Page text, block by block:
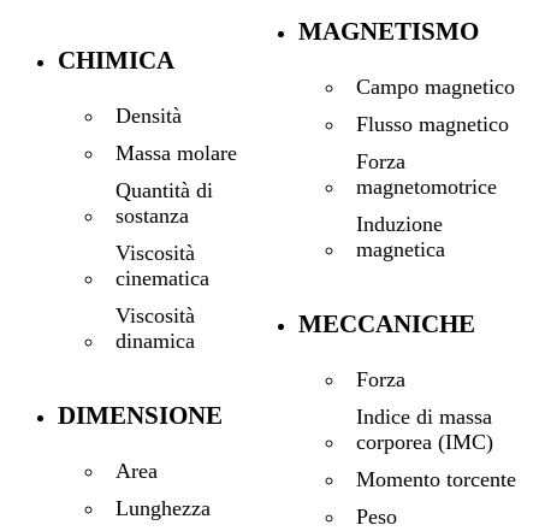
CHIMICA
Densità
Massa molare
Quantità di
sostanza
Viscosità
cinematica
Viscosità
dinamica
DIMENSIONE
Area
Lunghezza
MAGNETISMO
Campo magnetico
Flusso magnetico
Forza
magnetomotrice
Induzione
magnetica
MECCANICHE
Forza
Indice di massa
corporea (IMC)
Momento torcente
Peso